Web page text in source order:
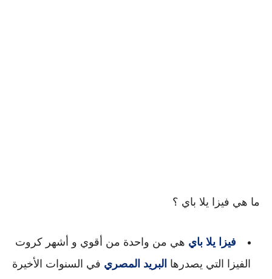
ما هي فيزا يلا باي ؟
فيزا يلا باي
الفيزا التي يصدرها البريد المصري